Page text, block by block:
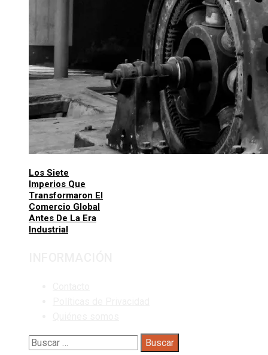
Los Siete
Imperios Que
Transformaron El
Comercio Global
Antes De La Era
Industrial
Buscar: